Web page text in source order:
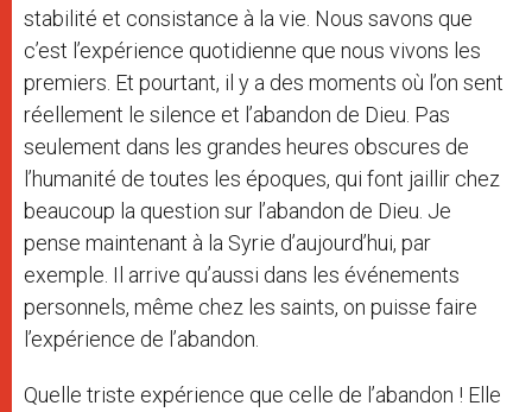
stabilité et consistance à la vie. Nous savons que
c’est l’expérience quotidienne que nous vivons les
premiers. Et pourtant, il y a des moments où l’on sent
réellement le silence et l’abandon de Dieu. Pas
seulement dans les grandes heures obscures de
l’humanité de toutes les époques, qui font jaillir chez
beaucoup la question sur l’abandon de Dieu. Je
pense maintenant à la Syrie d’aujourd’hui, par
exemple. Il arrive qu’aussi dans les événements
personnels, même chez les saints, on puisse faire
l’expérience de l’abandon.
Quelle triste expérience que celle de l’abandon ! Elle